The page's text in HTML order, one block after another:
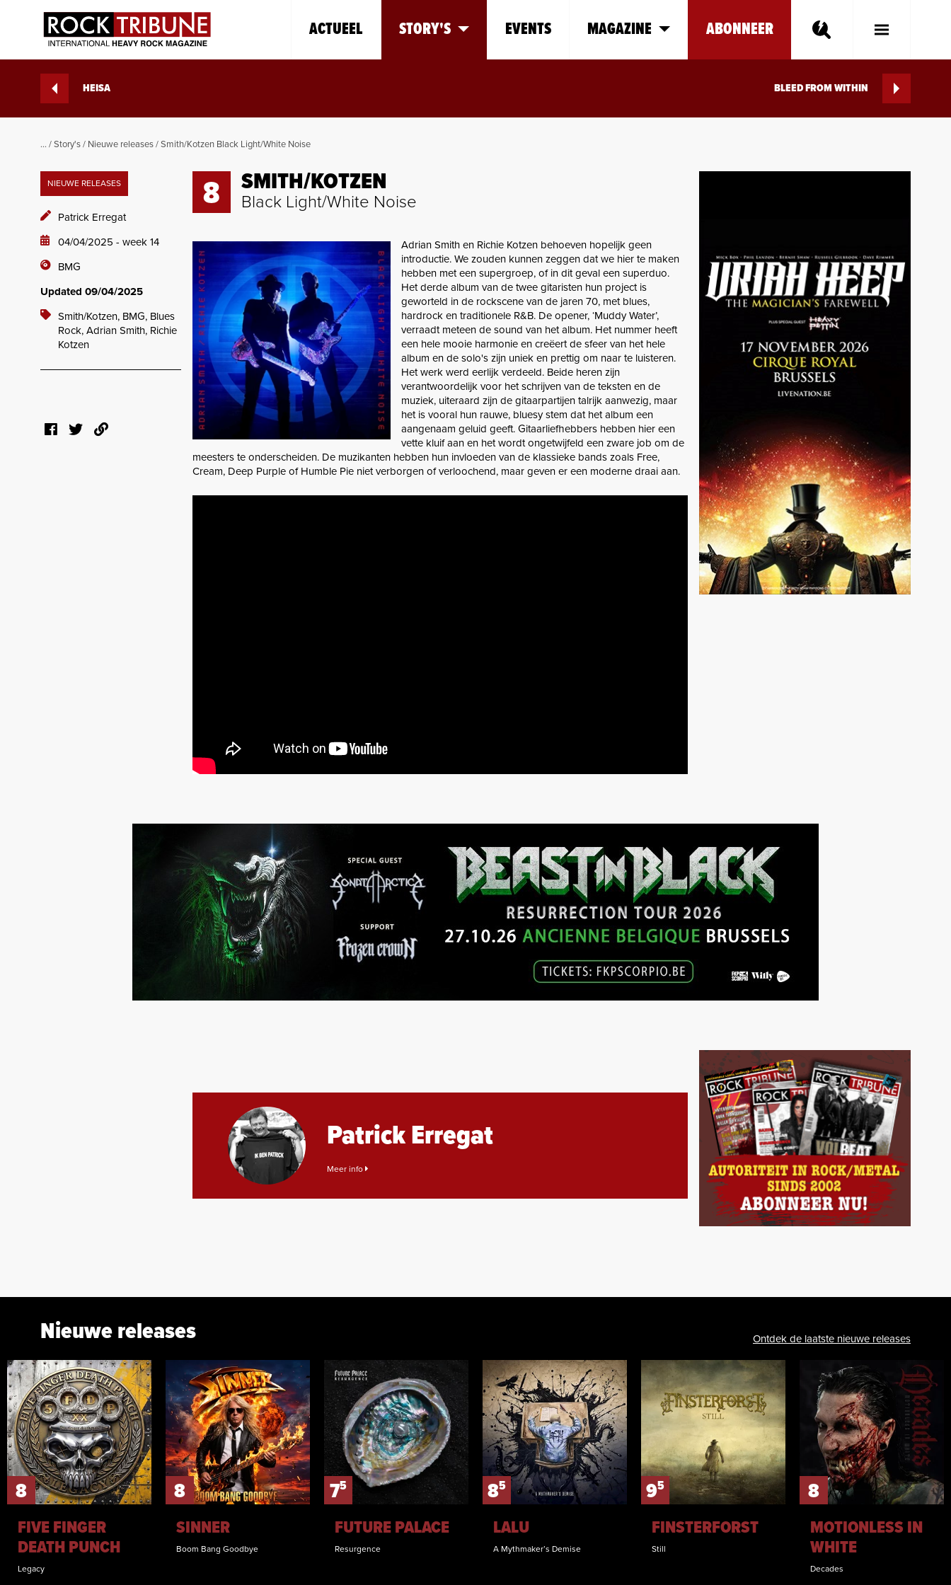
ACTUEEL STORY'S EVENTS MAGAZINE ABONNEER
Toggle
HEISA BLEED FROM WITHIN
... /Story's/ Nieuwe releases/Smith/Kotzen Black Light/White Noise
NIEUWE RELEASES
Patrick Erregat
04/04/2025 - week 14
BMG
Updated 09/04/2025
Smith/Kotzen, BMG, Blues
Rock, Adrian Smith, Richie
Kotzen
8 SMITH/KOTZEN
Black Light/White Noise
Adrian Smith en Richie Kotzen behoeven hopelijk geen
introductie. We zouden kunnen zeggen dat we hier te maken
hebben met een supergroep, of in dit geval een superduo.
Het derde album van de twee gitaristen hun project is
geworteld in de rockscene van de jaren 70, met blues,
hardrock en traditionele R&B. De opener, ‘Muddy Water’,
verraadt meteen de sound van het album. Het nummer heeft
een hele mooie harmonie en creëert de sfeer van het hele
album en de solo's zijn uniek en prettig om naar te luisteren.
Het werk werd eerlijk verdeeld. Beide heren zijn
verantwoordelijk voor het schrijven van de teksten en de
muziek, uiteraard zijn de gitaarpartijen talrijk aanwezig, maar
het is vooral hun rauwe, bluesy stem dat het album een
aangenaam geluid geeft. Gitaarliefhebbers hebben hier een
vette kluif aan en het wordt ongetwijfeld een zware job om de
meesters te onderscheiden. De muzikanten hebben hun invloeden van de klassieke bands zoals Free,
Cream, Deep Purple of Humble Pie niet verborgen of verloochend, maar geven er een moderne draai aan.
Patrick Erregat
Meer info
Nieuwe releases Ontdek de laatste nieuwe releases
8
FIVE FINGER
DEATH PUNCH
Legacy
8
SINNER
Boom Bang Goodbye
75
FUTURE PALACE
Resurgence
85
LALU
A Mythmaker’s Demise
95
FINSTERFORST
Still
8
MOTIONLESS IN
WHITE
Decades